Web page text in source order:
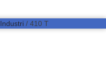
Industri / 410 T